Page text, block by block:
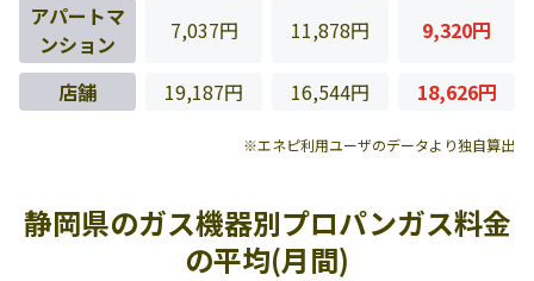
アパートマ
ンション
7,037円 11,878円 9,320円
店舗 19,187円 16,544円 18,626円
※エネピ利用ユーザのデータより独自算出
静岡県のガス機器別プロパンガス料金
の平均(月間)